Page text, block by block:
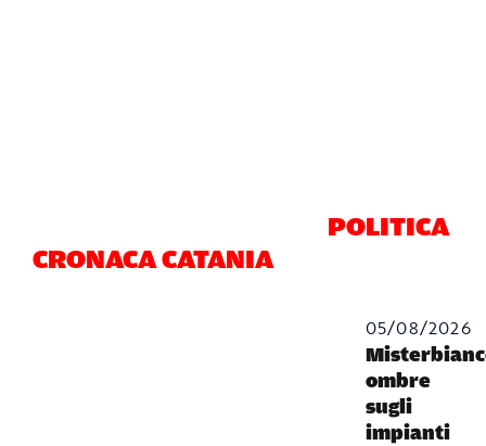
CRONACA CATANIA
POLITICA
05/08/2026
ombre
sugli
impianti